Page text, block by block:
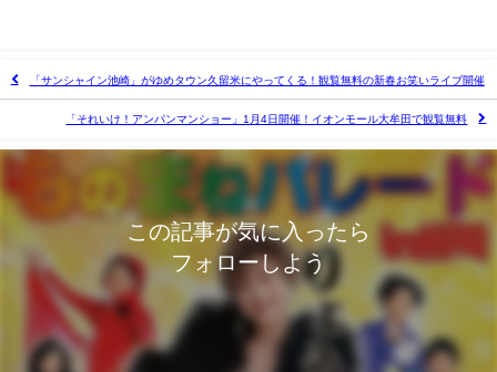
「サンシャイン池崎」がゆめタウン久留米にやってくる！観覧無料の新春お笑いライブ開催
「それいけ！アンパンマンショー」1月4日開催！イオンモール大牟田で観覧無料
この記事が気に入ったら
フォローしよう